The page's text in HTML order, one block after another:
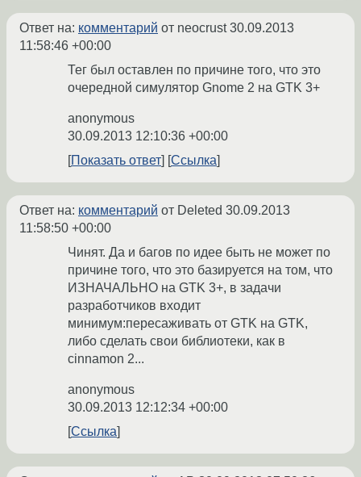
Ответ на: комментарий от neocrust30.09.2013
11:58:46 +00:00
Тег был оставлен по причине того, что это
очередной симулятор Gnome 2 на GTK 3+
anonymous
30.09.2013 12:10:36 +00:00
Показать ответ
Ссылка
Ответ на: комментарий от Deleted 30.09.2013
11:58:50 +00:00
Чинят. Да и багов по идее быть не может по
причине того, что это базируется на том, что
ИЗНАЧАЛЬНО на GTK 3+, в задачи
разработчиков входит
минимум:пересаживать от GTK на GTK,
либо сделать свои библиотеки, как в
cinnamon 2...
anonymous
30.09.2013 12:12:34 +00:00
Ссылка